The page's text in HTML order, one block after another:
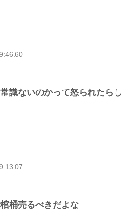
識ないのかって怒られたらし
桶売るべきだよな